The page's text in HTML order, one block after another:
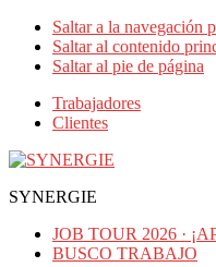
Saltar a la navegación
Saltar al contenido
Saltar al pie de página
Trabajadores
Clientes
SYNERGIE
JOB TOUR 2026 ·
BUSCO TRABAJO